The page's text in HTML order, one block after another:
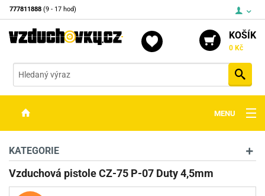
777811888 (9 - 17 hod)
KOŠÍK
0 Kč
MENU
OPTIKA
STŘELIVO
KATEGORIE
Vzduchová pistole CZ-75 P-07 Duty 4,5mm